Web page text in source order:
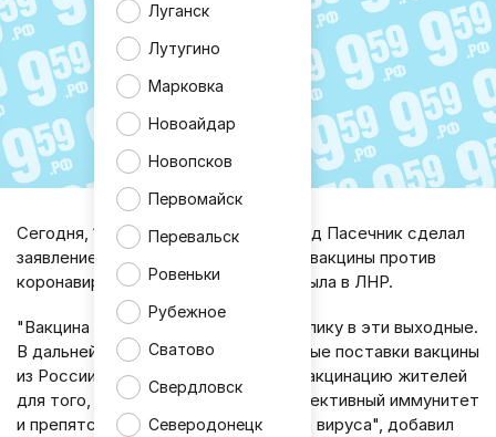
Луганск
Лутугино
Марковка
Новоайдар
Новопсков
Первомайск
Перевальск
Ровеньки
Рубежное
Сватово
Свердловск
Северодонецк
Сегодня, 1 февраля глава ЛНР Леонид Пасечник сделал
заявление о том, что первая партия вакцины против
коронавируса - Спутник-V уже прибыла в ЛНР.
"Вакцина была доставлена в республику в эти выходные.
В дальнейшем ожидаются регулярные поставки вакцины
из России, это позволит провести вакцинацию жителей
для того, чтобы сформировать коллективный иммунитет
и препятствовать распространению вируса", добавил